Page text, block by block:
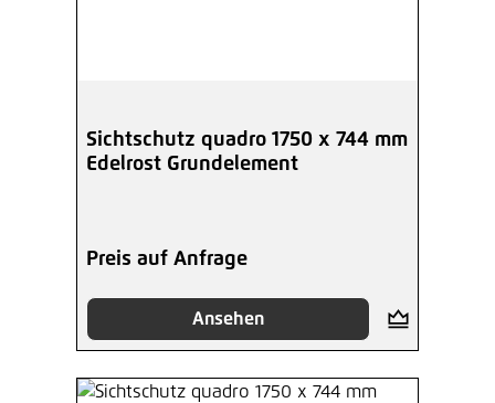
Sichtschutz quadro 1750 x 744 mm
Edelrost Grundelement
Preis auf Anfrage
Ansehen